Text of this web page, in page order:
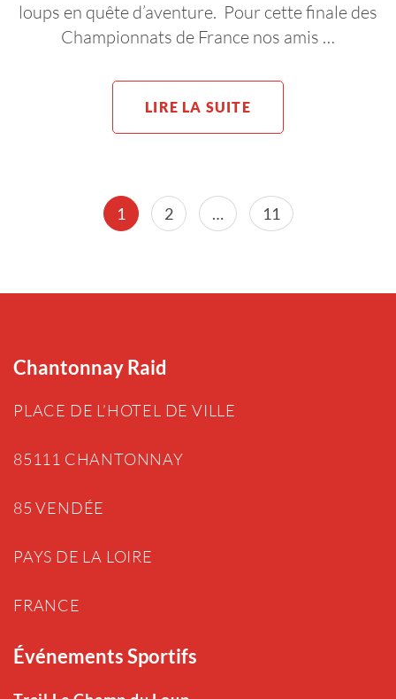
loups en quête d’aventure. Pour cette finale des
Championnats de France nos amis …
LIRE LA SUITE
Pagination
Page
1 Page
2 … Page
11
Chantonnay Raid
PLACE DE L’HOTEL DE VILLE
85111 CHANTONNAY
85 VENDÉE
PAYS DE LA LOIRE
FRANCE
Événements Sportifs